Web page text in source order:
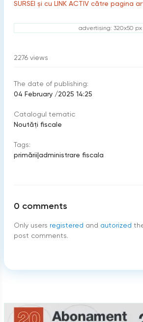
SURSEI și cu LINK ACTIV către pagina
advertising: 320x50 px
2276 views
The date of publishing:
04 February /2025 14:25
Catalogul tematic
Noutăți fiscale
Tags:
primării|administrare fiscala
0 comments
Only users registered and autorized
post comments.